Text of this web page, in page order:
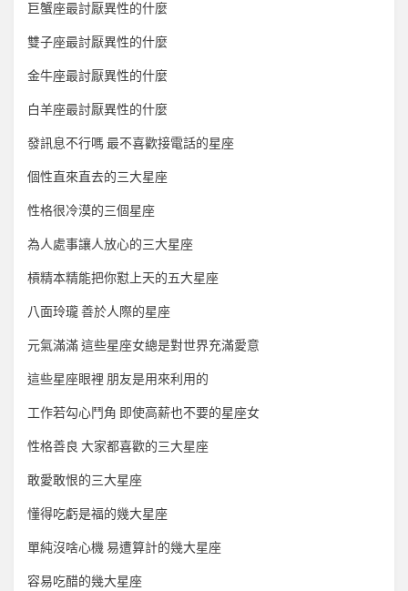
巨蟹座最討厭異性的什麼
雙子座最討厭異性的什麼
金牛座最討厭異性的什麼
白羊座最討厭異性的什麼
發訊息不行嗎 最不喜歡接電話的星座
個性直來直去的三大星座
性格很冷漠的三個星座
為人處事讓人放心的三大星座
槓精本精能把你懟上天的五大星座
八面玲瓏 善於人際的星座
元氣滿滿 這些星座女總是對世界充滿愛意
這些星座眼裡 朋友是用來利用的
工作若勾心鬥角 即使高薪也不要的星座女
性格善良 大家都喜歡的三大星座
敢愛敢恨的三大星座
懂得吃虧是福的幾大星座
單純沒啥心機 易遭算計的幾大星座
容易吃醋的幾大星座